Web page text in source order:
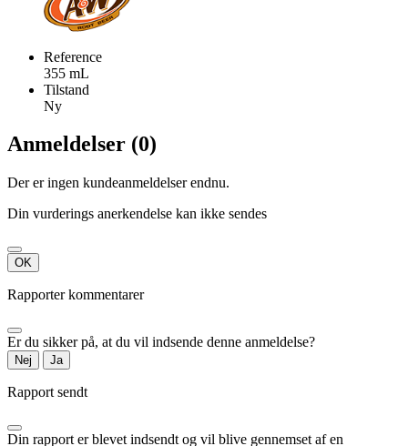
Reference
355 mL
Tilstand
Ny
Anmeldelser (0)
Der er ingen kundeanmeldelser endnu.
Din vurderings anerkendelse kan ikke sendes
OK
Rapporter kommentarer
Er du sikker på, at du vil indsende denne anmeldelse?
Nej Ja
Rapport sendt
Din rapport er blevet indsendt og vil blive gennemset af en